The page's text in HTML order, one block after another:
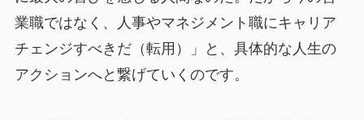
業職ではなく、人事やマネジメント職にキャリア
チェンジすべきだ（転用）」と、具体的な人生の
アクションへと繋げていくのです。